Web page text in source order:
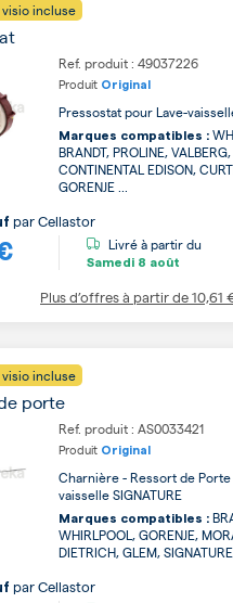
incluse
Ref. produit : 49037226
Produit Original
Pressostat pour Lave-
Marques compatibles :
BRANDT, PROLINE,
CONTINENTAL EDISON,
GORENJE ...
parCellastor
Livré à partir du
Samedi 8 août
Plus d’offres à partir de10,61
incluse
porte
Ref. produit : AS0033421
Produit Original
Charnière - Ressort de
vaisselle SIGNATURE
Marques compatibles :
WHIRLPOOL, GORENJE,
DIETRICH, GLEM,
parCellastor